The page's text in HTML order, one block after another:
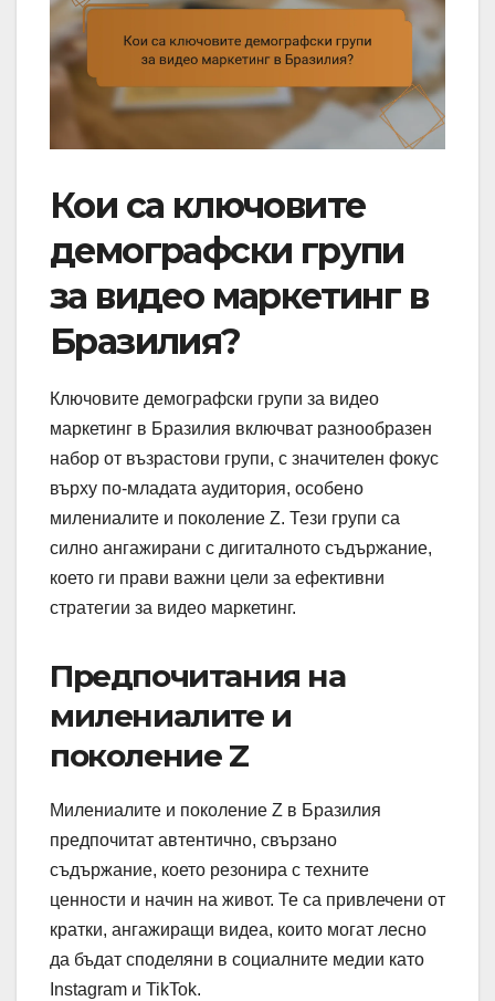
Кои са ключовите
демографски групи
за видео маркетинг в
Бразилия?
Ключовите демографски групи за видео
маркетинг в Бразилия включват разнообразен
набор от възрастови групи, с значителен фокус
върху по-младата аудитория, особено
милениалите и поколение Z. Тези групи са
силно ангажирани с дигиталното съдържание,
което ги прави важни цели за ефективни
стратегии за видео маркетинг.
Предпочитания на
милениалите и
поколение Z
Милениалите и поколение Z в Бразилия
предпочитат автентично, свързано
съдържание, което резонира с техните
ценности и начин на живот. Те са привлечени от
кратки, ангажиращи видеа, които могат лесно
да бъдат споделяни в социалните медии като
Instagram и TikTok.